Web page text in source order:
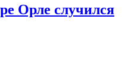
Орле случился